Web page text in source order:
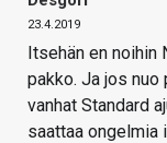
23.4.2019
Itsehän en noihin
pakko. Ja jos nuo
vanhat Standard
saattaa ongelmia